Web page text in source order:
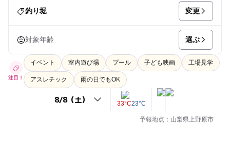
釣り堀 変更
対象年齢 選ぶ
注目！
イベント 室内遊び場 プール 子ども映画 工場見学
アスレチック 雨の日でもOK
33°C23°C
予報地点：山梨県上野原市